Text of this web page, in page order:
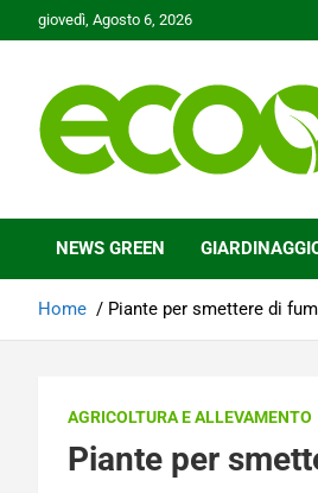
to
giovedì, Agosto 6, 2026
Ecoo.it
NEWS GREEN
Home Piante per smettere di
AGRICOLTURA E ALLEVAMENTO
Piante per